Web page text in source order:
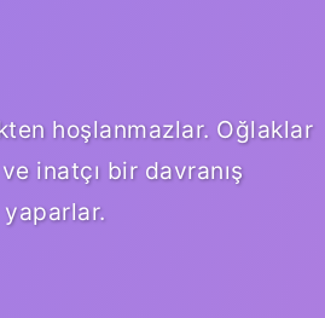
hoşlanmazlar. Oğlaklar
inatçı bir davranış